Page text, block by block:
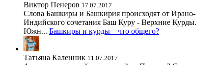
Виктор Пенеров 17.07.2017
Слова Башкиры и Башкирия происходят от Ирано-
Индийского сочетания Баш Куру - Верхние Курды.
Южн... Башкиры и курды – что общего?
Татьяна Каленник 11.07.2017